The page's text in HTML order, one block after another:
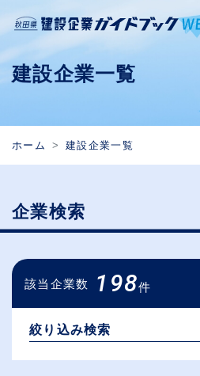
建設企業一覧
ホーム 建設企業一覧
企業検索
該当企業数 198件
絞り込み検索